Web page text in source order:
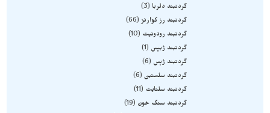
گردنبند دلربا
3
گردنبند رز کوارتز 66
گردنبند رودونیت
10
گردنبند ژبپس
1
گردنبند ژپس
6
گردنبند سلستین 6
گردنبند سلنایت
11
گردنبند سنگ خون
19